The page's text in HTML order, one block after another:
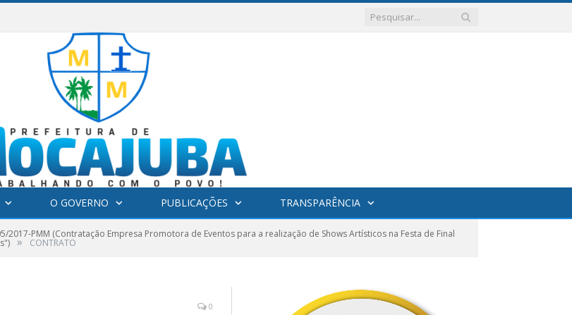
O GOVERNO PUBLICAÇÕES TRANSPARÊNCIA
2017-PMM (Contratação Empresa Promotora de Eventos para a realização de Shows Artísticos na Festa de Final
» CONTRATO
0